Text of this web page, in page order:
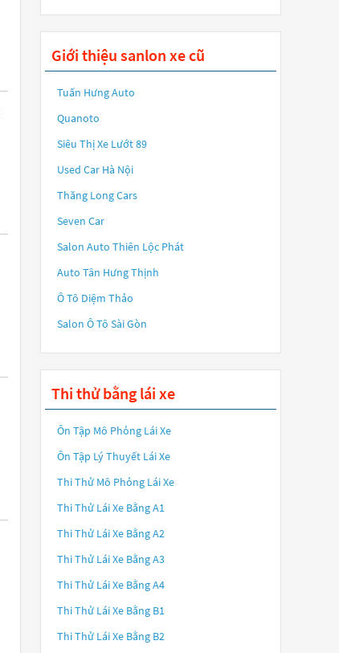
Giới thiệu sanlon xe cũ
Tuấn Hưng Auto
Quanoto
Siêu Thị Xe Lướt 89
Used Car Hà Nội
Thăng Long Cars
Seven Car
Salon Auto Thiên Lộc Phát
Auto Tân Hưng Thịnh
Ô Tô Diệm Thảo
Salon Ô Tô Sài Gòn
Thi thử bằng lái xe
Ôn Tập Mô Phỏng Lái Xe
Ôn Tập Lý Thuyết Lái Xe
Thi Thử Mô Phỏng Lái Xe
Thi Thử Lái Xe Bằng A1
Thi Thử Lái Xe Bằng A2
Thi Thử Lái Xe Bằng A3
Thi Thử Lái Xe Bằng A4
Thi Thử Lái Xe Bằng B1
Thi Thử Lái Xe Bằng B2